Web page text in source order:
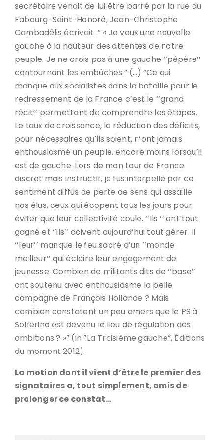
secrétaire venait de lui être barré par la rue du
Fabourg-Saint-Honoré, Jean-Christophe
Cambadélis écrivait :” « Je veux une nouvelle
gauche à la hauteur des attentes de notre
peuple. Je ne crois pas à une gauche ‘’pépère’’
contournant les embûches.” (…) ”Ce qui
manque aux socialistes dans la bataille pour le
redressement de la France c’est le ‘’grand
récit’’ permettant de comprendre les étapes.
Le taux de croissance, la réduction des déficits,
pour nécessaires qu’ils soient, n’ont jamais
enthousiasmé un peuple, encore moins lorsqu’il
est de gauche. Lors de mon tour de France
discret mais instructif, je fus interpellé par ce
sentiment diffus de perte de sens qui assaille
nos élus, ceux qui écopent tous les jours pour
éviter que leur collectivité coule. ‘’Ils ‘’ ont tout
gagné et ‘’ils’’ doivent aujourd’hui tout gérer. Il
‘’leur’’ manque le feu sacré d’un ‘’monde
meilleur’’ qui éclaire leur engagement de
jeunesse. Combien de militants dits de ‘’base’’
ont soutenu avec enthousiasme la belle
campagne de François Hollande ? Mais
combien constatent un peu amers que le PS à
Solferino est devenu le lieu de régulation des
ambitions ? »” (in ”La Troisième gauche”, Éditions
du moment 2012).
La motion dont il vient d’être le premier des
signataires a, tout simplement, omis de
prolonger ce constat…